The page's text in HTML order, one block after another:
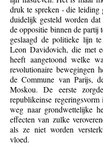
druk te spreken - die leiding
duidelijk gesteld worden
de oppositie binnen de partij
geslaagd de politieke lijn
Leon Davidovich, die met
heeft aangetoond welke
revolutionaire bewegingen
de Commune van Parijs,
Moskou. De eerste
republikeinse
weg naar grondwettelijke
effecten van zulke
als ze niet worden
vloed.